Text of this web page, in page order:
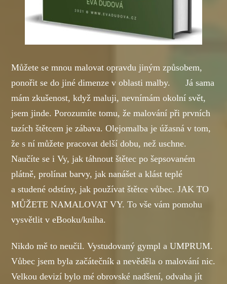
Můžete se mnou malovat opravdu jiným způsobem,
ponořit se do jiné dimenze v oblasti malby. Já sama
mám zkušenost, když maluji, nevnímám okolní svět,
jsem jinde. Porozumíte tomu, že malování při prvních
tazích štětcem je zábava. Olejomalba je úžasná v tom,
že s ní můžete pracovat delší dobu, než uschne.
Naučíte se i Vy, jak táhnout štětec po šepsovaném
plátně, prolínat barvy, jak nanášet a klást teplé
a studené odstíny, jak používat štětce vůbec. JAK TO
MŮŽETE NAMALOVAT VY. To vše vám pomohu
vysvětlit v eBooku/kniha.
Nikdo mě to neučil. Vystudovaný gympl a UMPRUM.
Vůbec jsem byla začátečník a nevěděla o malování nic.
Velkou devizí bylo mé obrovské nadšení, odvaha jít